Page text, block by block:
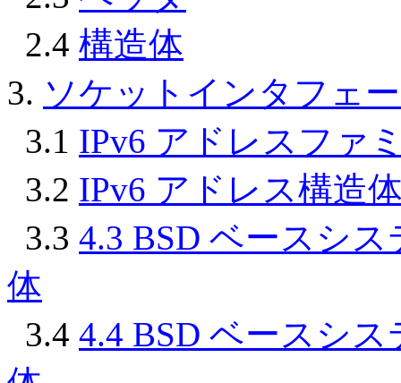
2.4 構造体
3. ソケットインタフェ
3.1 IPv6 アドレスファ
3.2 IPv6 アドレス構造
3.3 4.3 BSD ベースシ
体
3.4 4.4 BSD ベースシ